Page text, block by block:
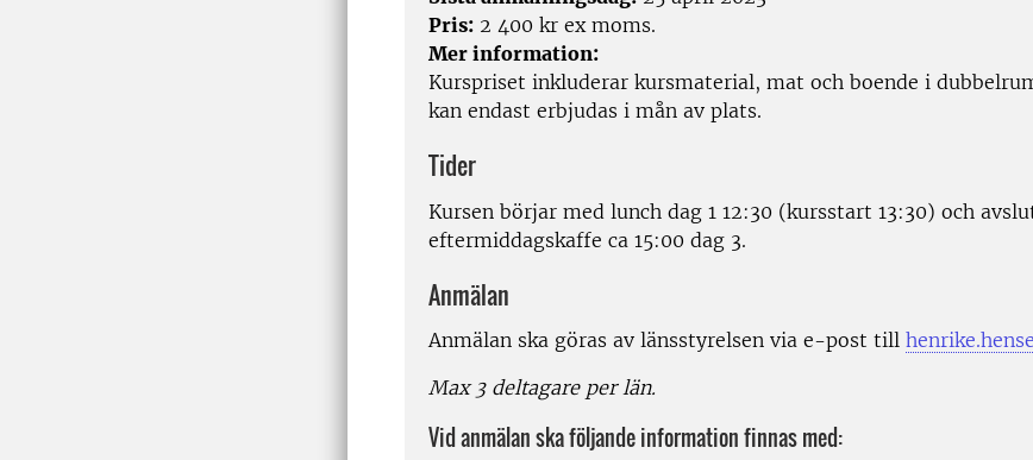
Pris: 2 400 kr ex moms.
Mer information:
Kurspriset inkluderar kursmaterial, mat och boende i
kan endast erbjudas i mån av plats.
Tider
Kursen börjar med lunch dag 1 12:30 (kursstart 13:30) och
eftermiddagskaffe ca 15:00 dag 3.
Anmälan
Anmälan ska göras av länsstyrelsen via e-post till
Max 3 deltagare per län.
Vid anmälan ska följande information finnas med: